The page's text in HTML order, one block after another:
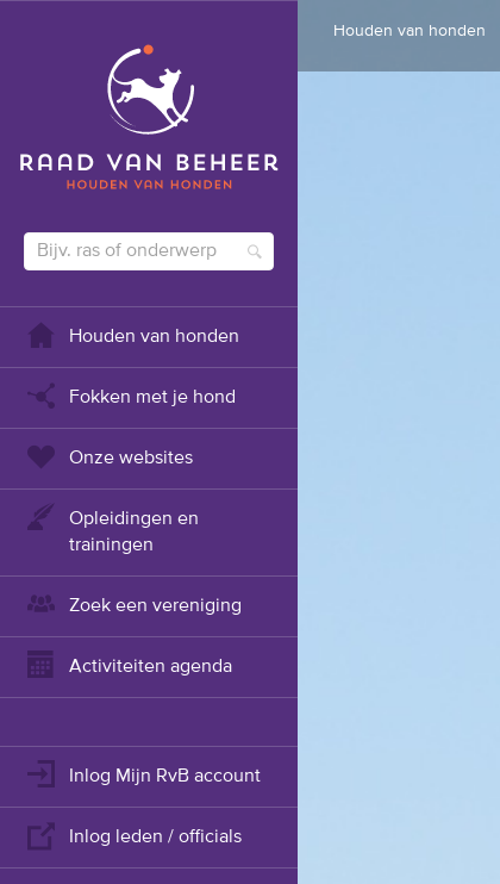
Houden van honden
Fokken met je hond
Onze websites
Opleidingen en
trainingen
Zoek een vereniging
Activiteiten agenda
Inlog Mijn RvB account
Inlog leden / officials
Houden van honden